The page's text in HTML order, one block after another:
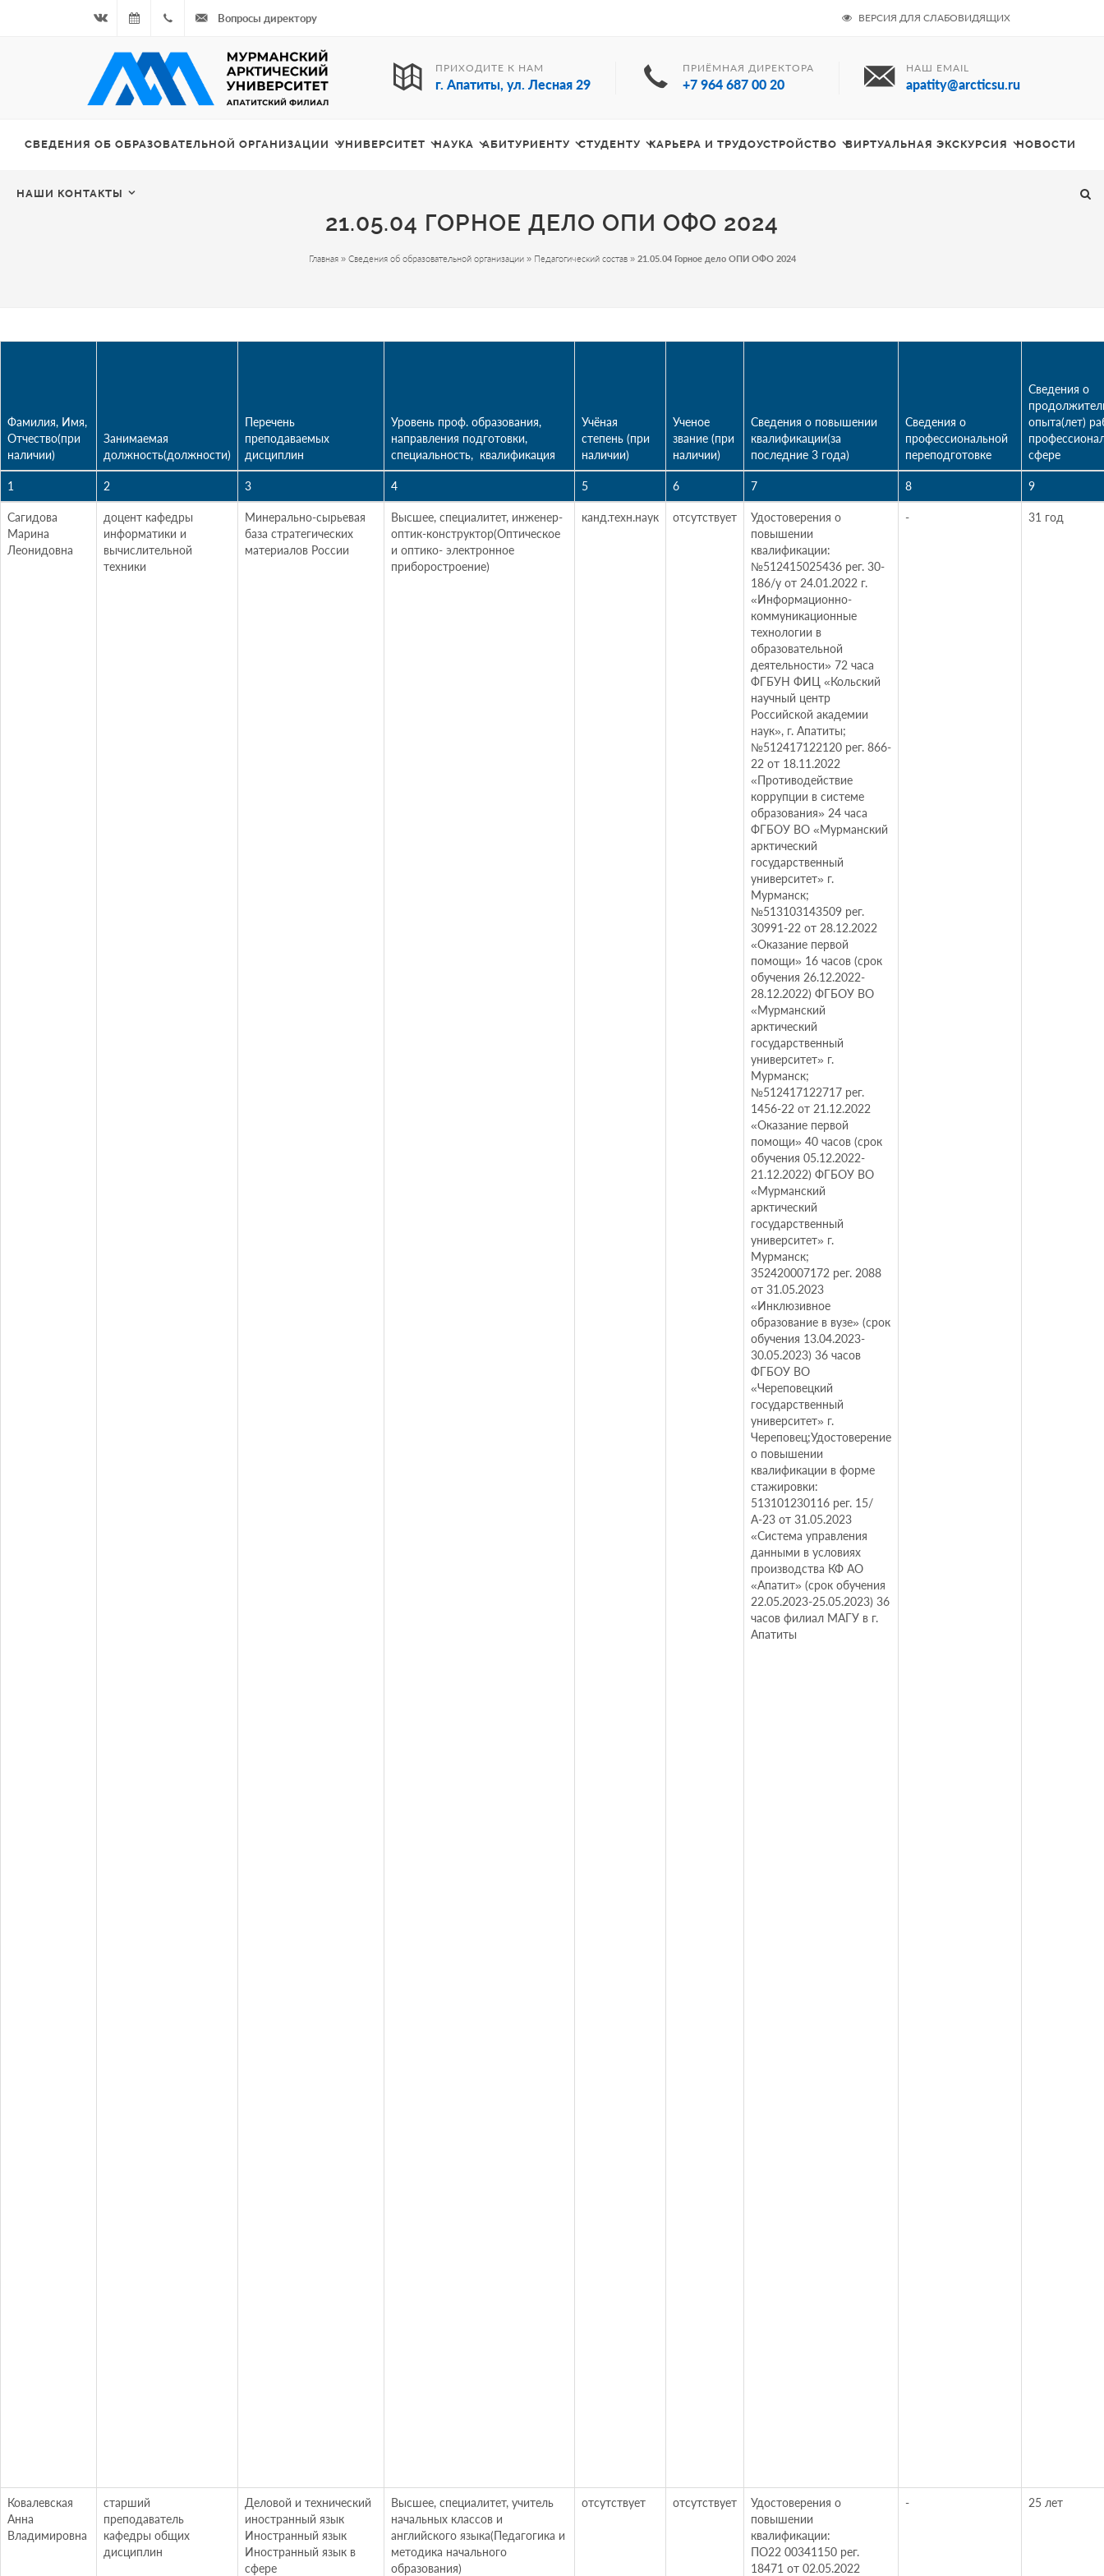
Вконтакте08.08.2026
- Чётная
+7
964
Вопросы директору ВЕРСИЯ ДЛЯ СЛАБОВИДЯЩИХ
ПРИХОДИТЕ К НАМ
г. Апатиты, ул. Лесная 29
ПРИЁМНАЯ ДИРЕКТОРА
+7 964 687 00 20
НАШ EMAIL
apatity@arcticsu.ru
СВЕДЕНИЯ ОБ ОБРАЗОВАТЕЛЬНОЙ ОРГАНИЗАЦИИ УНИВЕРСИТЕТ НАУКА АБИТУРИЕНТУ СТУДЕНТУ КАРЬЕРА И ТРУДОУСТРОЙСТВО ВИРТУАЛЬНАЯ ЭКСКУРСИЯ НОВОСТИ
НАШИ КОНТАКТЫ
21.05.04 ГОРНОЕ ДЕЛО ОПИ ОФО 2024
Главная» Сведения об образовательной организации» Педагогический состав» 21.05.04 Горное дело ОПИ ОФО 2024
Фамилия, Имя,
Отчество(при
наличии)
Занимаемая
должность(должности)
Перечень
преподаваемых
дисциплин
Уровень проф. образования,
направления подготовки,
специальность, квалификация
Учёная
степень (при
наличии)
Ученое
звание (при
наличии)
Сведения о повышении
квалификации(за
последние 3 года)
Сведения о
профессиональной
переподготовке
Сведения о
опыта(лет)
сфере
1 2 3 4 5 6 7 8 9
Сагидова
Марина
Леонидовна
доцент кафедры
информатики и
вычислительной
техники
Минерально-сырьевая
база стратегических
материалов России
Высшее, специалитет, инженер-
оптик-конструктор(Оптическое
и оптико- электронное
приборостроение)
канд.техн.наук отсутствует
Удостоверения о
повышении
квалификации:
№512415025436 рег. 30-
186/у от 24.01.2022 г.
«Информационно-
коммуникационные
технологии в
образовательной
деятельности» 72 часа
ФГБУН ФИЦ «Кольский
научный центр
Российской академии
наук», г. Апатиты;
№512417122120 рег. 866-
22 от 18.11.2022
«Противодействие
коррупции в системе
образования» 24 часа
ФГБОУ ВО «Мурманский
арктический
государственный
университет» г.
Мурманск;
№513103143509 рег.
30991-22 от 28.12.2022
«Оказание первой
помощи» 16 часов (срок
обучения 26.12.2022-
28.12.2022) ФГБОУ ВО
«Мурманский
арктический
государственный
университет» г.
Мурманск;
№512417122717 рег.
1456-22 от 21.12.2022
«Оказание первой
помощи» 40 часов (срок
обучения 05.12.2022-
21.12.2022) ФГБОУ ВО
«Мурманский
арктический
государственный
университет» г.
Мурманск;
352420007172 рег. 2088
от 31.05.2023
«Инклюзивное
образование в вузе» (срок
обучения 13.04.2023-
30.05.2023) 36 часов
ФГБОУ ВО
«Череповецкий
государственный
университет» г.
Череповец;Удостоверение
о повышении
квалификации в форме
стажировки:
513101230116 рег. 15/
А-23 от 31.05.2023
«Система управления
данными в условиях
производства КФ АО
«Апатит» (срок обучения
22.05.2023-25.05.2023) 36
часов филиал МАГУ в г.
Апатиты
- 31 год
Ковалевская
Анна
Владимировна
старший
преподаватель
кафедры общих
дисциплин
Деловой и технический
иностранный язык
Иностранный язык
Иностранный язык в
сфере
Высшее, специалитет, учитель
начальных классов и
английского языка(Педагогика и
методика начального
образования)
отсутствует отсутствует
Удостоверения о
повышении
квалификации:
ПО22 00341150 рег.
18471 от 02.05.2022
- 25 лет